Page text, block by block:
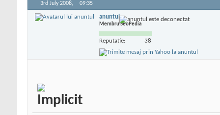
3rd July 2008, 09:35
anuntul
Membru SeoPedia
Reputatie: 38